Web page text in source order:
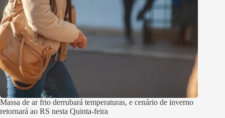
Massa de ar frio derrubará temperaturas, e cenário de inverno
retornará ao RS nesta Quinta-feira